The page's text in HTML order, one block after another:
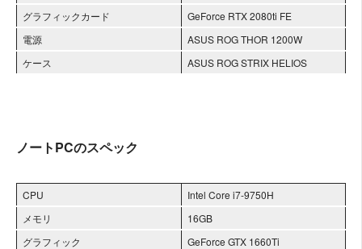
グラフィックカード
GeForce RTX 2080ti FE
電源
ASUS ROG THOR 1200W
ケース
ASUS ROG STRIX HELIOS
ノートPCのスペック
CPU
Intel Core i7-9750H
メモリ
16GB
グラフィック
GeForce GTX 1660Ti